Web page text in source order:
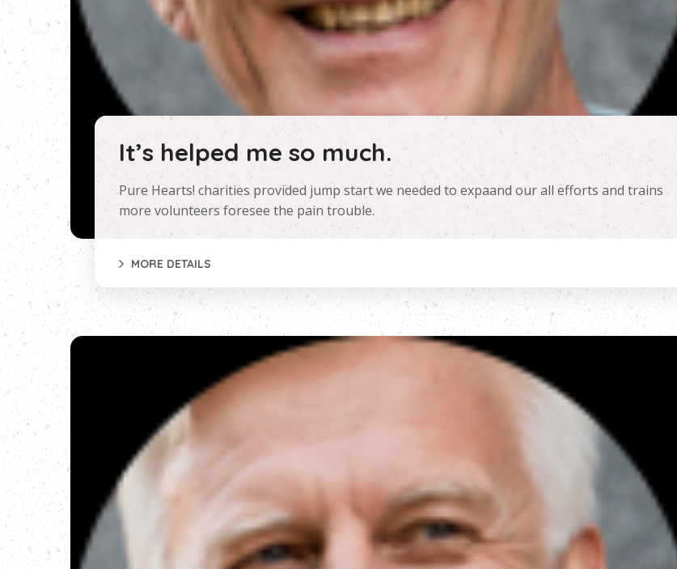
It’s helped me so much.
Pure Hearts! charities provided jump start we needed to expaand our all efforts and trains
more volunteers foresee the pain trouble.
MORE DETAILS